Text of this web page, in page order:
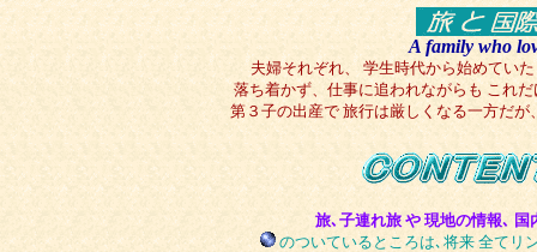
A family who
夫婦それぞれ、 学生時代から始めてい
落ち着かず、仕事に追われながらも これ
第３子の出産で 旅行は厳しくなる一方だ
旅､子連れ旅 や 現地の情報､
のついているところは､将来 全てリ